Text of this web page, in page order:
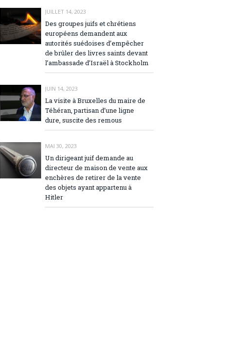
JUILLET 14, 2023
Des groupes juifs et chrétiens
européens demandent aux
autorités suédoises d’empêcher
de brûler des livres saints devant
l’ambassade d’Israël à Stockholm
JUIN 14, 2023
La visite à Bruxelles du maire de
Téhéran, partisan d’une ligne
dure, suscite des remous
MAI 30, 2023
Un dirigeant juif demande au
directeur de maison de vente aux
enchères de retirer de la vente
des objets ayant appartenu à
Hitler